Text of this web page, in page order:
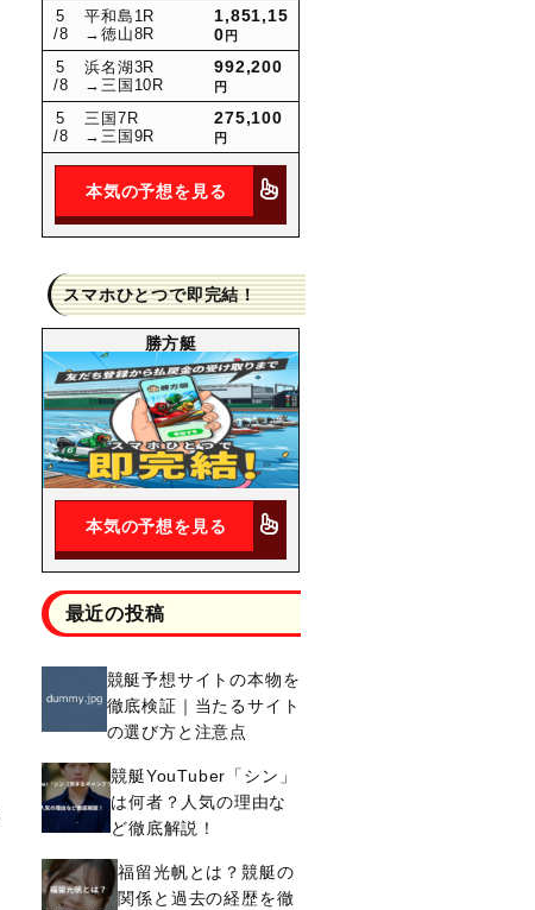
5
/8
平和島1R
→徳山8R
1,851,15
0 円
5
/8
浜名湖3R
→三国10R
992,200
円
5
/8
三国7R
→三国9R
275,100
円
本気の予想を見る
スマホひとつで即完結！
勝方艇
本気の予想を見る
最近の投稿
競艇予想サイトの本物を
徹底検証｜当たるサイト
の選び方と注意点
競艇YouTuber「シン」
は何者？人気の理由な
ど徹底解説！
福留光帆とは？競艇の
関係と過去の経歴を徹